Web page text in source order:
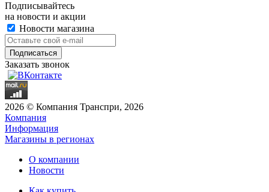
Подписывайтесь
на новости и акции
Новости магазина
Заказать звонок
2026 © Компания Транспри, 2026
Компания
Информация
Магазины в регионах
О компании
Новости